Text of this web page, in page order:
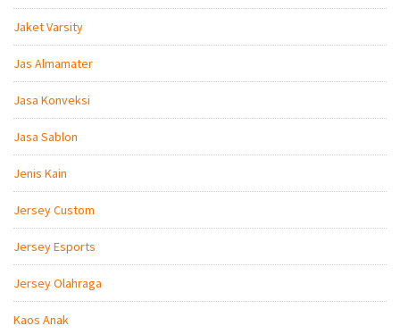
Jaket Varsity
Jas Almamater
Jasa Konveksi
Jasa Sablon
Jenis Kain
Jersey Custom
Jersey Esports
Jersey Olahraga
Kaos Anak